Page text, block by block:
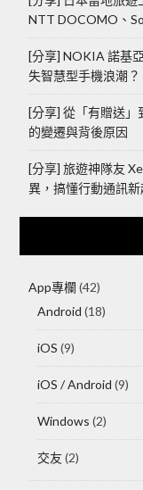
NTT DOCOMO、
[分享] NOKIA 諾基
失智慧型手機浪潮？
[分享] 從「有贈送」
的變遷與背後原因
[分享] 旅遊神隊友
異，搞懂行動通訊新
App專欄 (42)
Android (18)
iOS (9)
iOS / Android (9)
Windows (2)
交友 (2)